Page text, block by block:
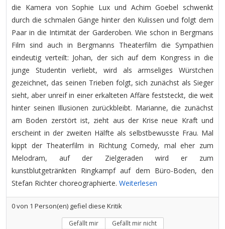
die Kamera von Sophie Lux und Achim Goebel schwenkt
durch die schmalen Gänge hinter den Kulissen und folgt dem
Paar in die Intimität der Garderoben. Wie schon in Bergmans
Film sind auch in Bergmanns Theaterfilm die Sympathien
eindeutig verteilt: Johan, der sich auf dem Kongress in die
junge Studentin verliebt, wird als armseliges Würstchen
gezeichnet, das seinen Trieben folgt, sich zunächst als Sieger
sieht, aber unreif in einer erkalteten Affäre feststeckt, die weit
hinter seinen Illusionen zurückbleibt. Marianne, die zunächst
am Boden zerstört ist, zieht aus der Krise neue Kraft und
erscheint in der zweiten Hälfte als selbstbewusste Frau. Mal
kippt der Theaterfilm in Richtung Comedy, mal eher zum
Melodram, auf der Zielgeraden wird er zum
kunstblutgetränkten Ringkampf auf dem Büro-Boden, den
Stefan Richter choreographierte. Weiterlesen
0von 1 Person(en) gefiel diese Kritik
Gefällt mir Gefällt mir nicht